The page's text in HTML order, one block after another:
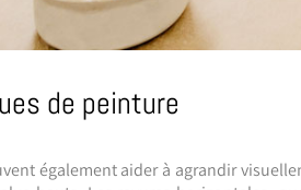
de peinture
également aider à agrandir